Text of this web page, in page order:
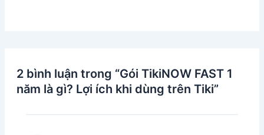
2 bình luận trong “Gói TikiNOW FAST 1
năm là gì? Lợi ích khi dùng trên Tiki”